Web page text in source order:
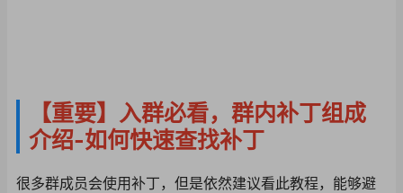
【重要】入群必看，群内补丁组成
介绍-如何快速查找补丁
很多群成员会使用补丁，但是依然建议看此教程，能够避